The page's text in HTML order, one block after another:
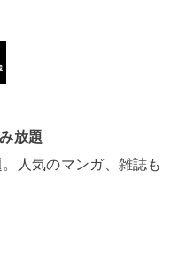
放題
人気のマンガ、雑誌も